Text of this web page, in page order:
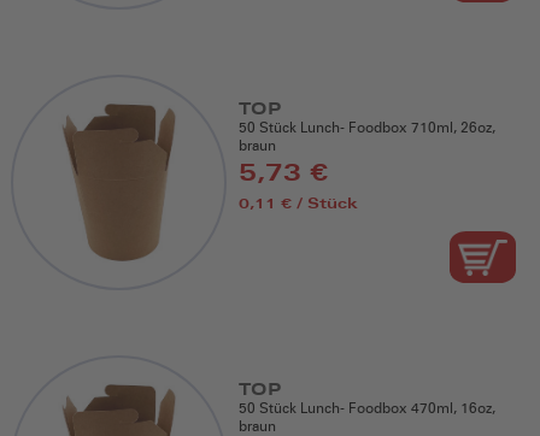
TOP
50 Stück Lunch- Foodbox 710ml, 26oz,
braun
5,73 €
0,11 € / Stück
TOP
50 Stück Lunch- Foodbox 470ml, 16oz,
braun